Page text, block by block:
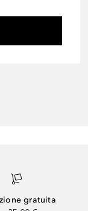
gratuita